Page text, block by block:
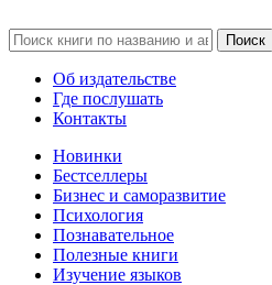
Об издательстве
Где послушать
Контакты
Новинки
Бестселлеры
Бизнес и саморазвитие
Психология
Познавательное
Полезные книги
Изучение языков